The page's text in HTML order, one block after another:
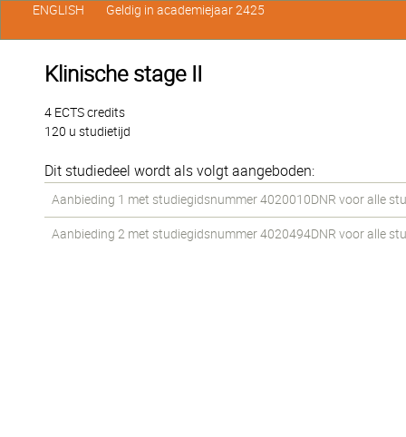
Klinische stage II
4 ECTS credits
120 u studietijd
Dit studiedeel wordt als volgt aangeboden:
Aanbieding 1 met studiegidsnummer 4020010DNR voor alle
Aanbieding 2 met studiegidsnummer 4020494DNR voor alle
ENGLISH Geldig in academiejaar 2425